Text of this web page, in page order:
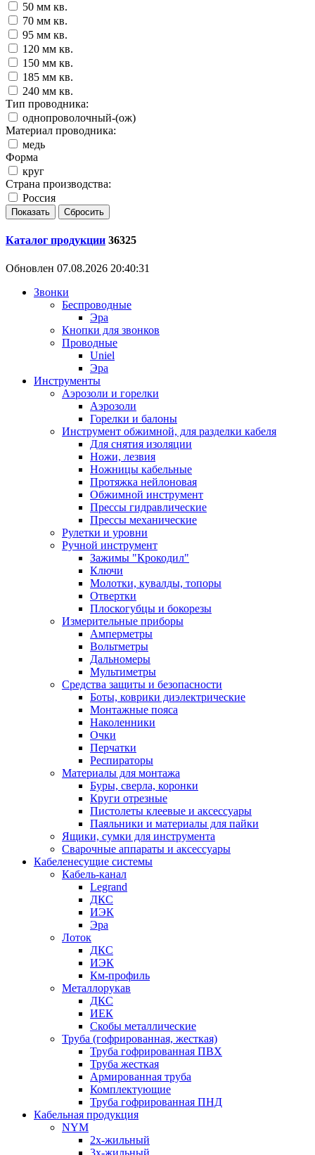
50 мм кв.
70 мм кв.
95 мм кв.
120 мм кв.
150 мм кв.
185 мм кв.
240 мм кв.
Тип проводника:
однопроволочный-(ож)
Материал проводника:
медь
Форма
круг
Страна производства:
Россия
Каталог продукции 36325
Обновлен 07.08.2026 20:40:31
Звонки
Беспроводные
Эра
Кнопки для звонков
Проводные
Uniel
Эра
Инструменты
Аэрозоли и горелки
Аэрозоли
Горелки и балоны
Инструмент обжимной, для разделки кабеля
Для снятия изоляции
Ножи, лезвия
Ножницы кабельные
Протяжка нейлоновая
Обжимной инструмент
Прессы гидравлические
Прессы механические
Рулетки и уровни
Ручной инструмент
Зажимы "Крокодил"
Ключи
Молотки, кувалды, топоры
Отвертки
Плоскогубцы и бокорезы
Измерительные приборы
Амперметры
Вольтметры
Дальномеры
Мультиметры
Средства защиты и безопасности
Боты, коврики диэлектрические
Монтажные пояса
Наколенники
Очки
Перчатки
Респираторы
Материалы для монтажа
Буры, сверла, коронки
Круги отрезные
Пистолеты клеевые и аксессуары
Паяльники и материалы для пайки
Ящики, сумки для инструмента
Сварочные аппараты и аксессуары
Кабеленесущие системы
Кабель-канал
Legrand
ДКС
ИЭК
Эра
Лоток
ДКС
ИЭК
Км-профиль
Металлорукав
ДКС
ИЕК
Скобы металлические
Труба (гофрированная, жесткая)
Труба гофрированная ПВХ
Труба жесткая
Армированная труба
Комплектующие
Труба гофрированная ПНД
Кабельная продукция
NYM
2х-жильный
3х-жильный